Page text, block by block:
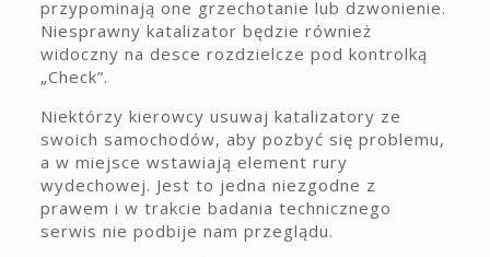
przypominają one grzechotanie lub dzwonienie.
Niesprawny katalizator będzie również
widoczny na desce rozdzielcze pod kontrolką
„Check”.
Niektórzy kierowcy usuwaj katalizatory ze
swoich samochodów, aby pozbyć się problemu,
a w miejsce wstawiają element rury
wydechowej. Jest to jedna niezgodne z
prawem i w trakcie badania technicznego
serwis nie podbije nam przeglądu.